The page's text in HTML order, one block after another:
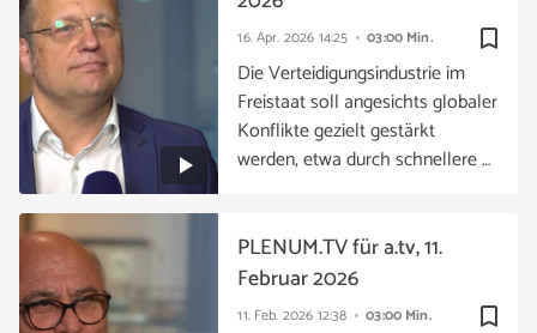
bookmark_border
16. Apr. 2026 14:25 03:00 Min.
Die Verteidigungsindustrie im
Freistaat soll angesichts globaler
Konflikte gezielt gestärkt
werden, etwa durch schnellere …
bookmark_border
11. Feb. 2026 12:38 03:00 Min.
PLENUM.TV für a.tv, 11.
Februar 2026